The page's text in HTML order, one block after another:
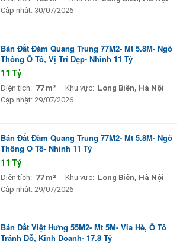
Cập nhật: 30/07/2026
Bán Đất Đàm Quang Trung 77M2- Mt 5.8M- Ngõ
Thông Ô Tô, Vị Trí Đẹp- Nhỉnh 11 Tỷ
11 Tỷ
Diện tích: 77 m² Khu vực: Long Biên, Hà Nội
Cập nhật: 29/07/2026
Bán Đất Đàm Quang Trung 77M2- Mt 5.8M- Ngõ
Thông Ô Tô- Nhỉnh 11 Tỷ
11 Tỷ
Diện tích: 77 m² Khu vực: Long Biên, Hà Nội
Cập nhật: 29/07/2026
Bán Đất Việt Hưng 55M2- Mt 5M- Vỉa Hè, Ô Tô
Tránh Đỗ, Kinh Doanh- 17.8 Tỷ